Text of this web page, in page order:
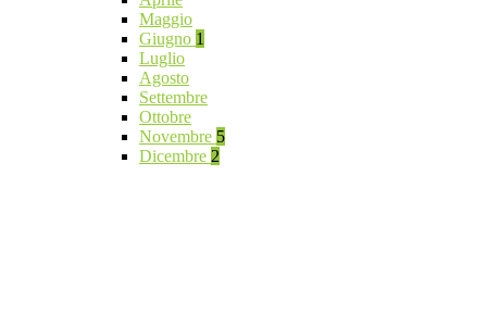
Maggio
Giugno 1
Luglio
Agosto
Settembre
Ottobre
Novembre 5
Dicembre 2